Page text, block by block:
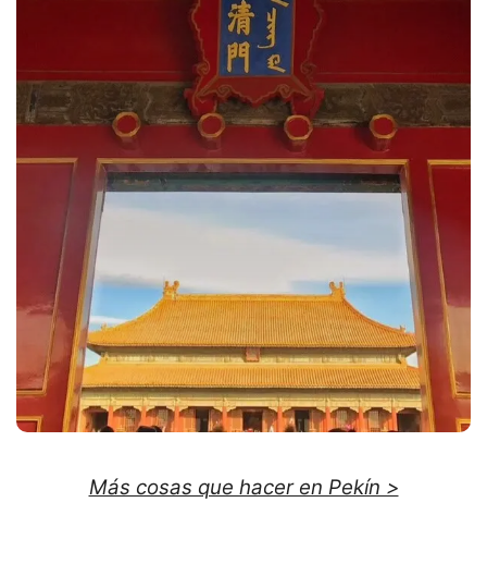
Más cosas que hacer en Pekín >